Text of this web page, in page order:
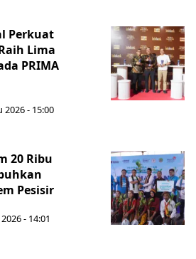
Perkuat
Lima
PRIMA
2026 - 15:00
20 Ribu
Pesisir
- 14:01